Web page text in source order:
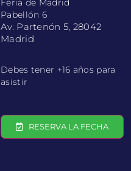
Feria de Madrid
Pabellón 6
Av. Partenón 5, 28042
Madrid
Debes tener +16 años para
asistir
RESERVA LA FECHA